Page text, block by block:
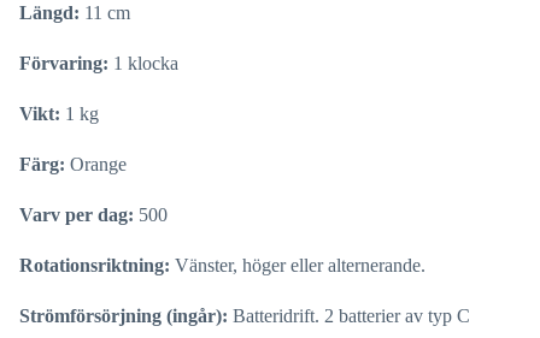
Längd: 11 cm
Förvaring: 1 klocka
Vikt: 1 kg
Färg: Orange
Varv per dag: 500
Rotationsriktning: Vänster, höger eller alternerande.
Strömförsörjning (ingår): Batteridrift. 2 batterier av typ C